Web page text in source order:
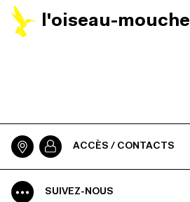
l'oiseau-mouche
ACCÈS / CONTACTS
SUIVEZ-NOUS